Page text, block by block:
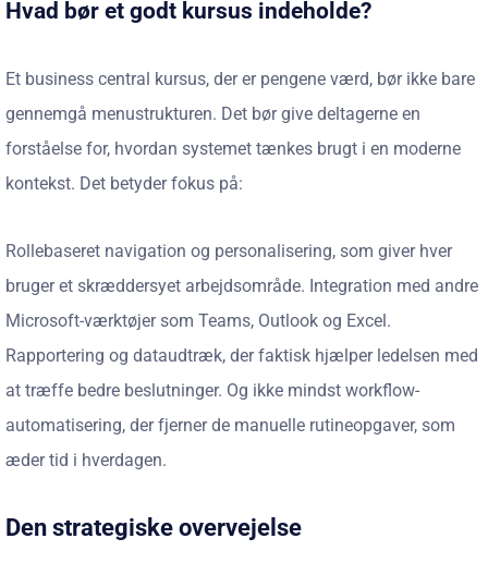
Hvad bør et godt kursus indeholde?
Et business central kursus, der er pengene værd, bør ikke bare
gennemgå menustrukturen. Det bør give deltagerne en
forståelse for, hvordan systemet tænkes brugt i en moderne
kontekst. Det betyder fokus på:
Rollebaseret navigation og personalisering, som giver hver
bruger et skræddersyet arbejdsområde. Integration med andre
Microsoft-værktøjer som Teams, Outlook og Excel.
Rapportering og dataudtræk, der faktisk hjælper ledelsen med
at træffe bedre beslutninger. Og ikke mindst workflow-
automatisering, der fjerner de manuelle rutineopgaver, som
æder tid i hverdagen.
Den strategiske overvejelse